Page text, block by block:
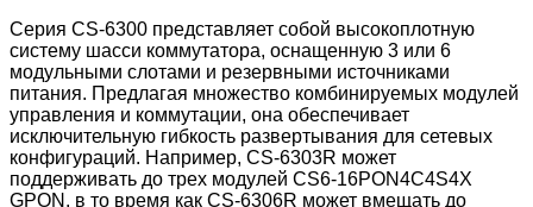
Серия CS-6300 представляет собой высокоплотную
систему шасси коммутатора, оснащенную 3 или 6
модульными слотами и резервными источниками
питания. Предлагая множество комбинируемых модулей
управления и коммутации, она обеспечивает
исключительную гибкость развертывания для сетевых
конфигураций. Например, CS-6303R может
поддерживать до трех модулей CS6-16PON4C4S4X
GPON, в то время как CS-6306R может вмещать до